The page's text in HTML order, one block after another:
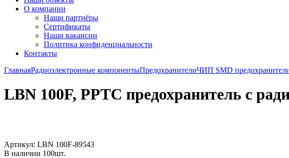
О компании
Наши партнёры
Сертификаты
Наши вакансии
Политика конфиденциальности
Контакты
ГлавнаяРадиоэлектронные компонентыПредохранителиЧИП SMD
LBN 100F, PPTC предохранитель с
Артикул: LBN 100F-89543
В наличии 100шт.